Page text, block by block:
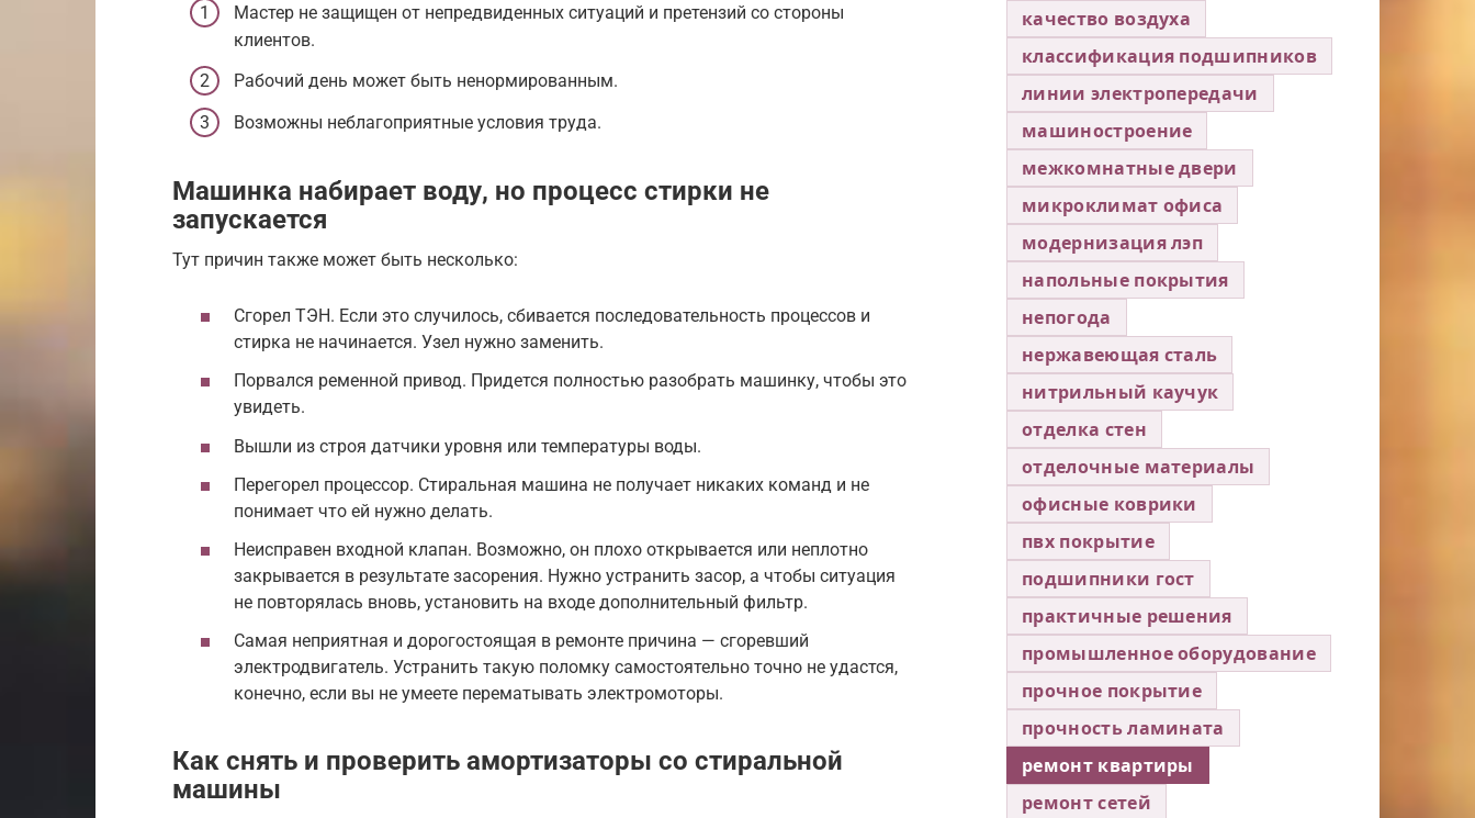
Мастер не защищен от непредвиденных ситуаций и претензий со стороны
клиентов.
Рабочий день может быть ненормированным.
Возможны неблагоприятные условия труда.
Машинка набирает воду, но процесс стирки не
запускается
Тут причин также может быть несколько:
Сгорел ТЭН. Если это случилось, сбивается последовательность процессов и
стирка не начинается. Узел нужно заменить.
Порвался ременной привод. Придется полностью разобрать машинку, чтобы это
увидеть.
Вышли из строя датчики уровня или температуры воды.
Перегорел процессор. Стиральная машина не получает никаких команд и не
понимает что ей нужно делать.
Неисправен входной клапан. Возможно, он плохо открывается или неплотно
закрывается в результате засорения. Нужно устранить засор, а чтобы ситуация
не повторялась вновь, установить на входе дополнительный фильтр.
Самая неприятная и дорогостоящая в ремонте причина — сгоревший
электродвигатель. Устранить такую поломку самостоятельно точно не удастся,
конечно, если вы не умеете перематывать электромоторы.
Как снять и проверить амортизаторы со стиральной
машины
качество воздуха
классификация подшипников
линии электропередачи
машиностроение
межкомнатные двери
микроклимат офиса
модернизация лэп
напольные покрытия
непогода
нержавеющая сталь
нитрильный каучук
отделка стен
отделочные материалы
офисные коврики
пвх покрытие
подшипники гост
практичные решения
промышленное оборудование
прочное покрытие
прочность ламината
ремонт квартиры
ремонт сетей